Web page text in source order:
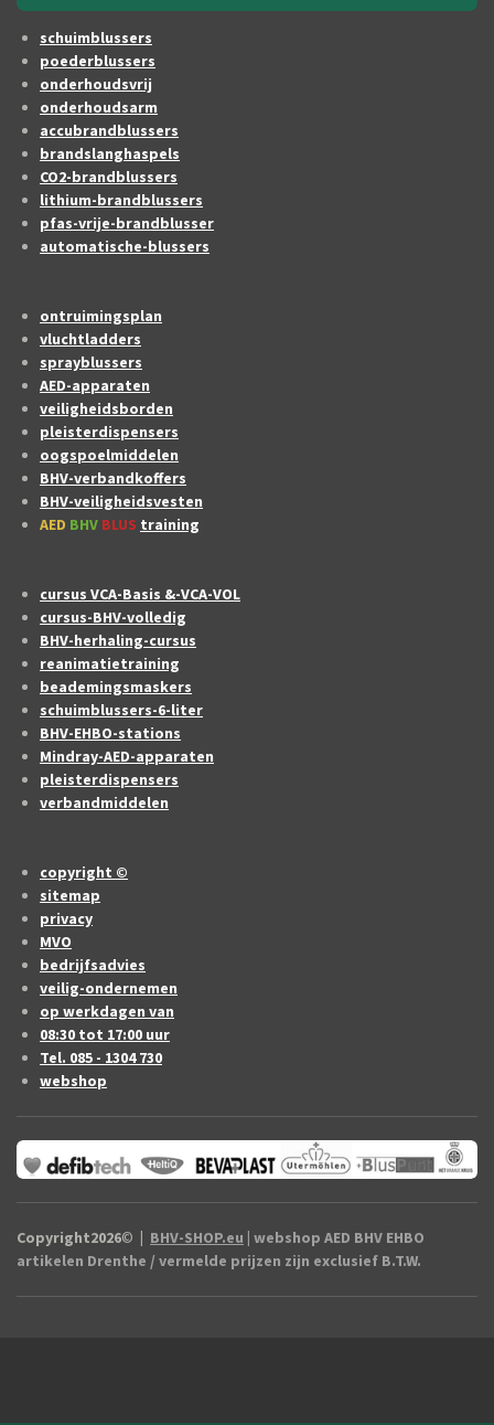
schuimblussers
poederblussers
onderhoudsvrij
onderhoudsarm
accubrandblussers
brandslanghaspels
CO2-brandblussers
lithium-brandblussers
pfas-vrije-brandblusser
automatische-blussers
ontruimingsplan
vluchtladders
sprayblussers
AED-apparaten
veiligheidsborden
pleisterdispensers
oogspoelmiddelen
BHV-verbandkoffers
BHV-veiligheidsvesten
AED BHV BLUS training
cursus VCA-Basis &-VCA-VOL
cursus-BHV-volledig
BHV-herhaling-cursus
reanimatietraining
beademingsmaskers
schuimblussers-6-liter
BHV-EHBO-stations
Mindray-AED-apparaten
pleisterdispensers
verbandmiddelen
copyright ©
sitemap
privacy
MVO
bedrijfsadvies
veilig-ondernemen
op werkdagen van
08:30 tot 17:00 uur
Tel. 085 - 1304 730
webshop
Copyright2026© | BHV-SHOP.eu | webshop AED BHV EHBO
artikelen Drenthe / vermelde prijzen zijn exclusief B.T.W.